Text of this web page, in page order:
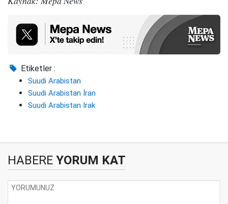
Etiketler :
Suudi Arabistan
Suudi Arabistan İran
Suudi Arabistan Irak
HABERE YORUM KAT